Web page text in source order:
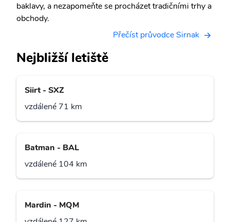
baklavy, a nezapomeňte se procházet tradičními trhy a
obchody.
Přečíst průvodce Sirnak
Nejbližší letiště
Siirt - SXZ
vzdálené 71 km
Batman - BAL
vzdálené 104 km
Mardin - MQM